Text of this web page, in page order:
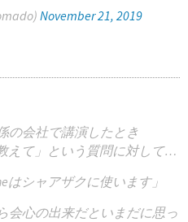
November 21, 2019
の会社で講演したとき
えて」という質問に対して…
はシャアザクに使います」
会心の出来だといまだに思っ